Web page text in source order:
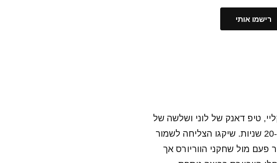
טיפ דאנק של לוני ושלשה של
דוראנט קובעת יתרון 14:2 לקבוצה המארחת כבר לאחר שתי דק' ו-20 שניות. שיקגו הצליחה לשמור
פעם מול שחקני הווריורס אך